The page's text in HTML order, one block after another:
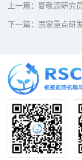
上一篇： 夏敬源研究
下一篇： 国家重点研发计